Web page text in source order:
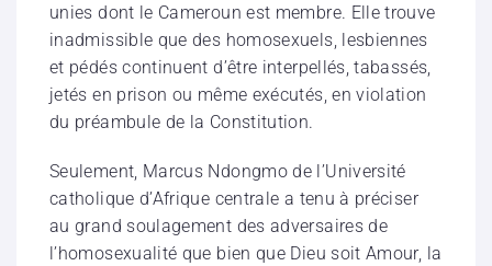
unies dont le Cameroun est membre. Elle trouve
inadmissible que des homosexuels, lesbiennes
et pédés continuent d’être interpellés, tabassés,
jetés en prison ou même exécutés, en violation
du préambule de la Constitution.
Seulement, Marcus Ndongmo de l’Université
catholique d’Afrique centrale a tenu à préciser
au grand soulagement des adversaires de
l’homosexualité que bien que Dieu soit Amour, la